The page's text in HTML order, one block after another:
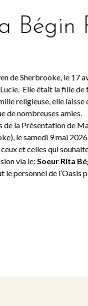
Bégin
de Sherbrooke, le 17
Elle était la fille de
religieuse, elle
de nombreuses amies.
de la Présentation de
le samedi 9 mai
et celles qui
via le: Soeur Rita
personnel de l’Oasis